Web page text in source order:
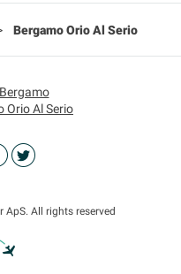
Bergamo Orio Al Serio
Orio Al Serio
All rights reserved